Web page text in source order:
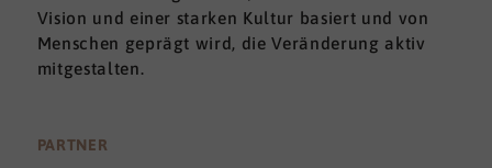
Vision und einer starken Kultur basiert und von
Menschen geprägt wird, die Veränderung aktiv
mitgestalten.
PARTNER